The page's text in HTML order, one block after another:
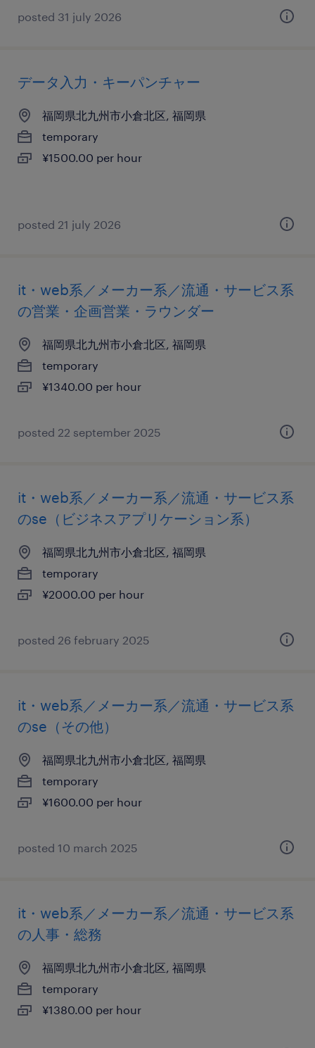
posted 31 july 2026
データ入力・キーパンチャー
福岡県北九州市小倉北区, 福岡県
temporary
¥1500.00 per hour
posted 21 july 2026
it・web系／メーカー系／流通・サービス系
の営業・企画営業・ラウンダー
福岡県北九州市小倉北区, 福岡県
temporary
¥1340.00 per hour
posted 22 september 2025
it・web系／メーカー系／流通・サービス系
のse（ビジネスアプリケーション系）
福岡県北九州市小倉北区, 福岡県
temporary
¥2000.00 per hour
posted 26 february 2025
it・web系／メーカー系／流通・サービス系
のse（その他）
福岡県北九州市小倉北区, 福岡県
temporary
¥1600.00 per hour
posted 10 march 2025
it・web系／メーカー系／流通・サービス系
の人事・総務
福岡県北九州市小倉北区, 福岡県
temporary
¥1380.00 per hour